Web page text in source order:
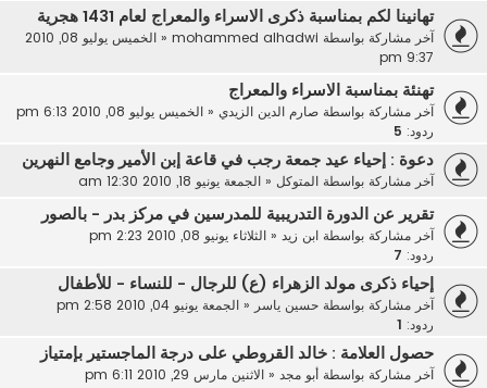
تهانينا لكم بمناسبة ذكرى الاسراء والمعراج لعام 1431 هجرية
آخر مشاركة بواسطة mohammed alhadwi
«
الخميس يوليو 08, 2010
9:37 pm
تهنئة بمناسبة الاسراء والمعراج
آخر مشاركة بواسطة صارم الدين الزيدي« الخميس يوليو 08, 2010 6:13 pm
ردود: 5
دعوة : إحياء عيد جمعة رجب في قاعة إبن الأمير وجامع النهرين
آخر مشاركة بواسطة المتوكل « الجمعة يونيو 18, 2010 12:30 am
تقرير عن الدورة التدريبية للمدرسين في مركز بدر - بالصور
آخر مشاركة بواسطة ابن زيد« الثلاثاء يونيو 08, 2010 2:23 pm
ردود: 7
إحياء ذكرى مولد الزهراء (ع) للرجال - للنساء - للأطفال
آخر مشاركة بواسطة حسين ياسر« الجمعة يونيو 04, 2010 2:58 pm
ردود:
حصول العلامة : خالد القروطي على درجة الماجستير بإمتياز
آخر مشاركة بواسطة أبو مجد« الاثنين مارس 29, 2010 6:11 pm